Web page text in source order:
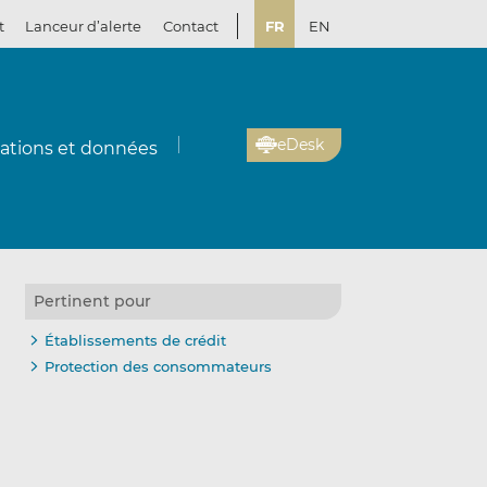
Lanceur d’alerte Contact FR EN
et données eDesk
Pertinent pour
Établissements de crédit
Protection des consommateurs